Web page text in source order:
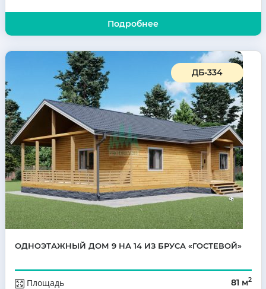
Подробнее
ДБ-334
ОДНОЭТАЖНЫЙ ДОМ 9 НА 14 ИЗ БРУСА «ГОСТЕВОЙ»
Площадь 81 м2